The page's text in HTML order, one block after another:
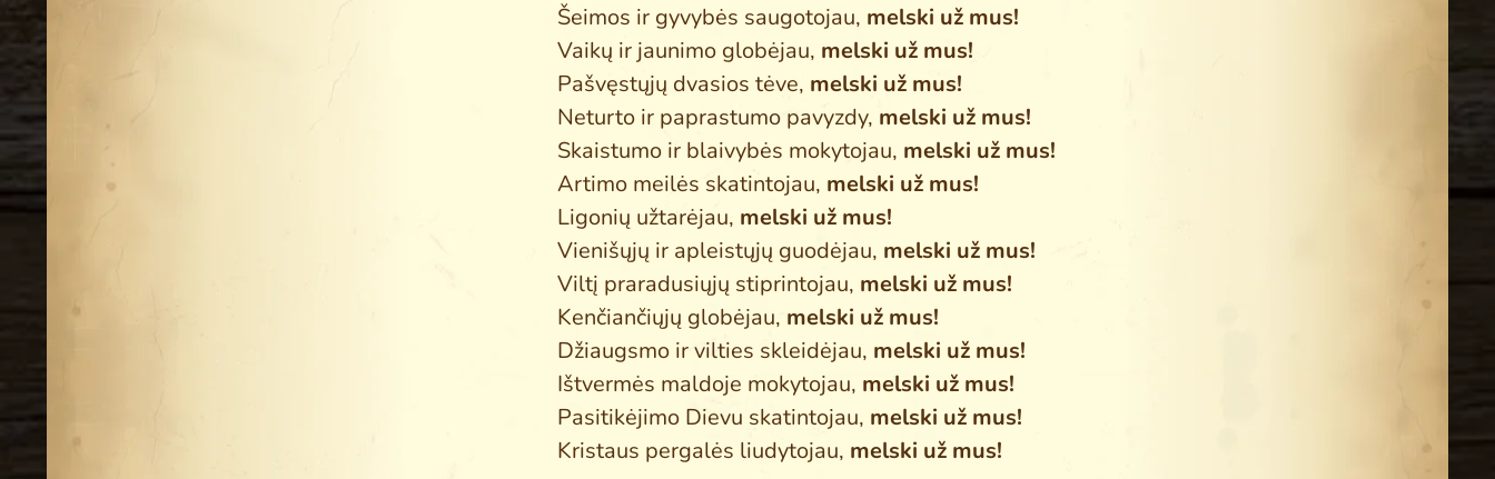
Šeimos ir gyvybės saugotojau, melski už mus!
Vaikų ir jaunimo globėjau, melski už mus!
Pašvęstųjų dvasios tėve, melski už mus!
Neturto ir paprastumo pavyzdy, melski už mus!
Skaistumo ir blaivybės mokytojau, melski už mus!
Artimo meilės skatintojau, melski už mus!
Ligonių užtarėjau, melski už mus!
Vienišųjų ir apleistųjų guodėjau, melski už mus!
Viltį praradusiųjų stiprintojau, melski už mus!
Kenčiančiųjų globėjau, melski už mus!
Džiaugsmo ir vilties skleidėjau, melski už mus!
Ištvermės maldoje mokytojau, melski už mus!
Pasitikėjimo Dievu skatintojau, melski už mus!
Kristaus pergalės liudytojau, melski už mus!